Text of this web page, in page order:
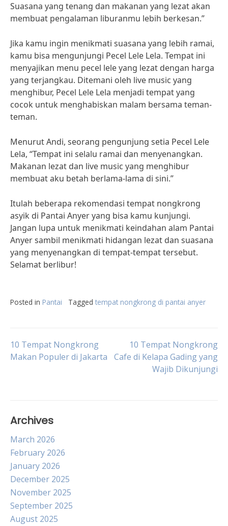
Suasana yang tenang dan makanan yang lezat akan
membuat pengalaman liburanmu lebih berkesan.”
Jika kamu ingin menikmati suasana yang lebih ramai,
kamu bisa mengunjungi Pecel Lele Lela. Tempat ini
menyajikan menu pecel lele yang lezat dengan harga
yang terjangkau. Ditemani oleh live music yang
menghibur, Pecel Lele Lela menjadi tempat yang
cocok untuk menghabiskan malam bersama teman-
teman.
Menurut Andi, seorang pengunjung setia Pecel Lele
Lela, “Tempat ini selalu ramai dan menyenangkan.
Makanan lezat dan live music yang menghibur
membuat aku betah berlama-lama di sini.”
Itulah beberapa rekomendasi tempat nongkrong
asyik di Pantai Anyer yang bisa kamu kunjungi.
Jangan lupa untuk menikmati keindahan alam Pantai
Anyer sambil menikmati hidangan lezat dan suasana
yang menyenangkan di tempat-tempat tersebut.
Selamat berlibur!
Posted in Pantai Tagged tempat nongkrong di pantai anyer
Post
10 Tempat Nongkrong
Makan Populer di Jakarta
10 Tempat Nongkrong
Cafe di Kelapa Gading yang
Wajib Dikunjungi
Archives
March 2026
February 2026
January 2026
December 2025
November 2025
September 2025
August 2025